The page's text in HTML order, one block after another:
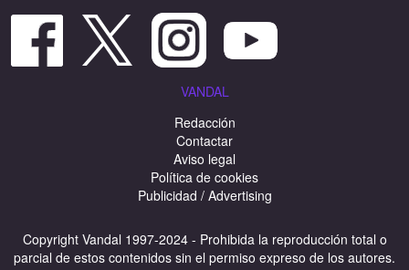
VANDAL
Redacción
Contactar
Aviso legal
Política de cookies
Publicidad / Advertising
Copyright Vandal 1997-2024 - Prohibida la reproducción total o
parcial de estos contenidos sin el permiso expreso de los autores.